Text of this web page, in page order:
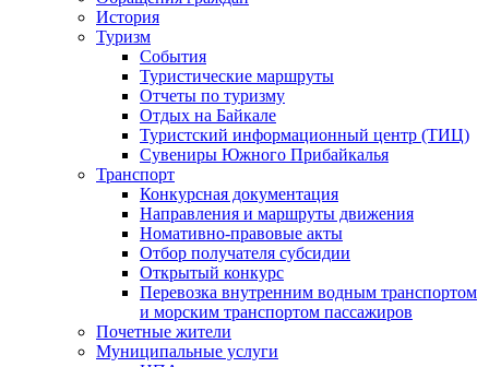
История
Туризм
События
Туристические маршруты
Отчеты по туризму
Отдых на Байкале
Туристский информационный центр (ТИЦ)
Сувениры Южного Прибайкалья
Транспорт
Конкурсная документация
Направления и маршруты движения
Номативно-правовые акты
Отбор получателя субсидии
Открытый конкурс
Перевозка внутренним водным транспортом
и морским транспортом пассажиров
Почетные жители
Муниципальные услуги